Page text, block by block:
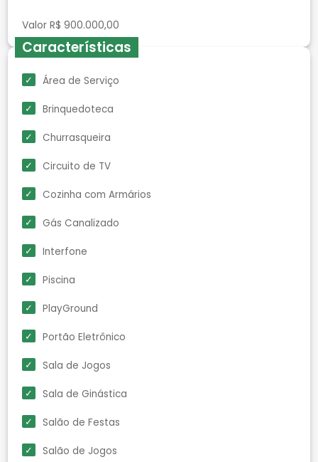
Características
Área de Serviço
Brinquedoteca
Churrasqueira
Circuito de TV
Cozinha com Armários
Gás Canalizado
Interfone
Piscina
PlayGround
Portão Eletrônico
Sala de Jogos
Sala de Ginástica
Salão de Festas
Salão de Jogos